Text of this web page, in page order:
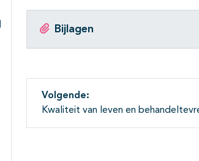
Bijlagen
Volgende:
Kwaliteit van leven en